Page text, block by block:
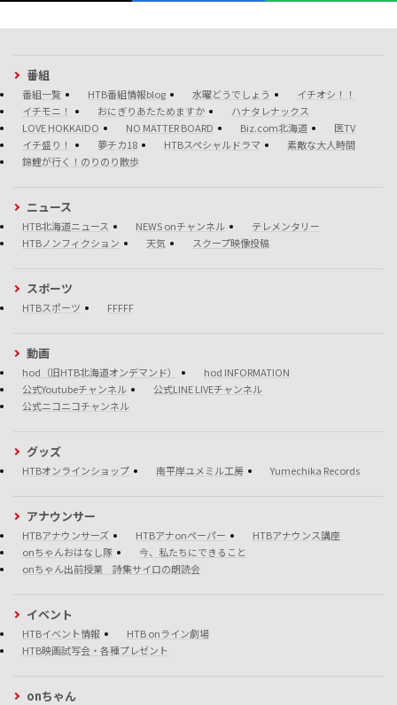
番組
番組一覧 HTB番組情報blog 水曜どうでしょう
イチオシ！！
イチモニ！
おにぎりあたためますか
ハナタレナックス
LOVE HOKKAIDO
NO MATTER BOARD Biz.com北海道
医TV
イチ盛り！
夢チカ18 HTBスペシャルドラマ
素敵な大人時間
錦鯉が行く！のりのり散歩
ニュース
HTB北海道ニュース NEWS onチャンネル
テレメンタリー
HTBノンフィクション
天気 スクープ映像投稿
スポーツ
HTBスポーツ FFFFF
動画
hod（旧HTB北海道オンデマンド）
hod INFORMATION
公式Youtubeチャンネル
公式LINE LIVEチャンネル
公式ニコニコチャンネル
グッズ
HTBオンラインショップ 南平岸ユメミル工房 Yumechika Records
アナウンサー
HTBアナウンサーズ HTBアナonペーパー
HTBアナウンス講座
onちゃんおはなし隊
今、私たちにできること
onちゃん出前授業 詩集サイロの朗読会
イベント
HTBイベント情報
HTB onライン劇場
HTB映画試写会・各種プレゼント
onちゃん